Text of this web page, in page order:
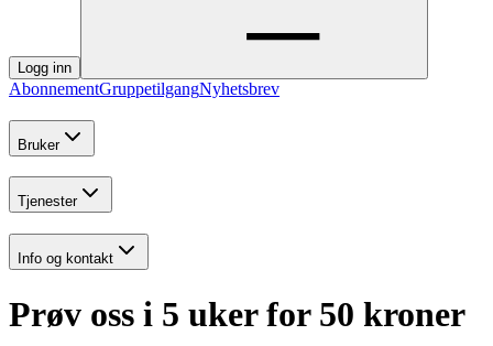
Logg inn
AbonnementGruppetilgangNyhetsbrev
Bruker
Tjenester
Info og kontakt
Prøv oss i 5 uker for 50 kroner